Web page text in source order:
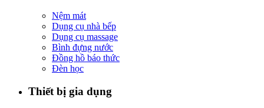
Nệm mát
Dụng cụ nhà bếp
Dụng cụ massage
Bình đựng nước
Đồng hồ báo thức
Đèn học
Thiết bị gia dụng